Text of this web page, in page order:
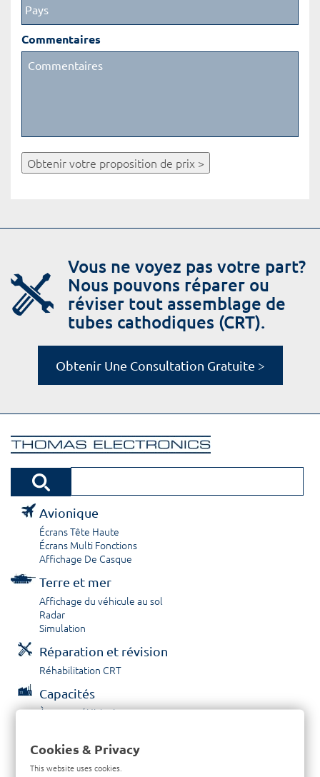
Commentaires
Obtenir votre proposition de prix >
Vous ne voyez pas votre part?
Nous pouvons réparer ou
réviser tout assemblage de
tubes cathodiques (CRT).
Obtenir Une Consultation Gratuite >
Avionique
Écrans Tête Haute
Écrans Multi Fonctions
Affichage De Casque
Terre et mer
Affichage du véhicule au sol
Radar
Simulation
Réparation et révision
Réhabilitation CRT
Capacités
À propos / Historique
Contactez nous
Cookies & Privacy
This website uses cookies.